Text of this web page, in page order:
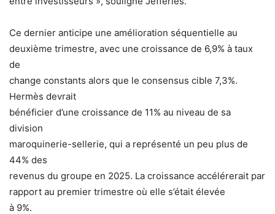
Ce dernier anticipe une amélioration séquentielle au
deuxième trimestre, avec une croissance de 6,9% à taux
de
change constants alors que le consensus cible 7,3%.
Hermès devrait
bénéficier d’une croissance de 11% au niveau de sa
division
maroquinerie-sellerie, qui a représenté un peu plus de
44% des
revenus du groupe en 2025. La croissance accélérerait par
rapport au premier trimestre où elle s’était élevée
à 9%.